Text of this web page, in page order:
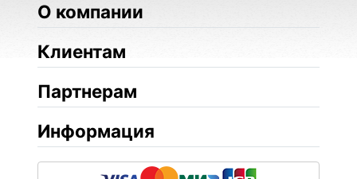
О компании
Клиентам
Партнерам
Информация